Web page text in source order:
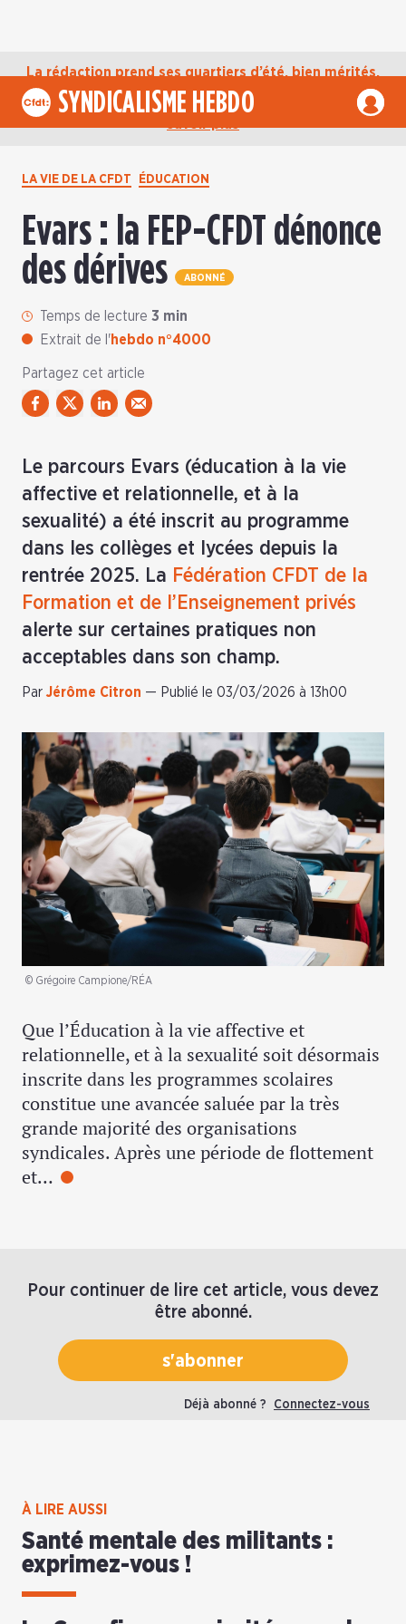
La rédaction prend ses quartiers d’été, bien mérités,
jusqu’au mardi 1er septembre. D’ici là, retrouvez
l’actualité de la CFDT sur notre compte Bluesky. En
SYNDICALISME HEBDO
LA VIE DE LA CFDT ÉDUCATION
Evars : la FEP-CFDT dénonce
des dérives
ABONNÉ
Temps de lecture 3 min
Extrait de l'hebdo n°4000
Partagez cet article
Le parcours Evars (éducation à la vie
affective et relationnelle, et à la
sexualité) a été inscrit au programme
dans les collèges et lycées depuis la
rentrée 2025. La Fédération CFDT de la
Formation et de l’Enseignement privés
alerte sur certaines pratiques non
acceptables dans son champ.
Par Jérôme Citron — Publié le 03/03/2026 à 13h00
© Grégoire Campione/RÉA
Que l’Éducation à la vie affective et
relationnelle, et à la sexualité soit désormais
inscrite dans les programmes scolaires
constitue une avancée saluée par la très
grande majorité des organisations
syndicales. Après une période de flottement
et…
Pour continuer de lire cet article, vous devez
être abonné.
s'abonner
Déjà abonné ? Connectez-vous
À LIRE AUSSI
Santé mentale des militants :
exprimez-vous !